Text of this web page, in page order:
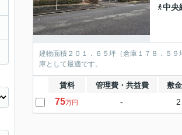
中央
建物面積２０１．６５坪（倉庫１７８．５
庫として最適です。
賃料 管理費・共益費 敷
75万円 -